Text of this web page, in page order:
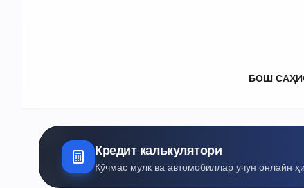
БОШ
Кредит калькулятори
Кўчмас мулк ва автомобиллар учун онлайн